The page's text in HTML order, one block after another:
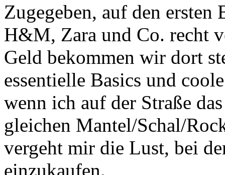
Zugegeben, auf den
H&M, Zara und Co. recht
Geld bekommen wir dort
essentielle Basics und
wenn ich auf der Straße
gleichen Mantel/Schal/
vergeht mir die Lust, bei
einzukaufen.